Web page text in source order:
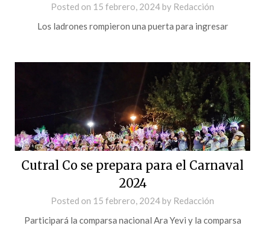
Posted on 15 febrero, 2024by Redacción
Los ladrones rompieron una puerta para ingresar
Cutral Co se prepara para el Carnaval
2024
Posted on 15 febrero, 2024by Redacción
Participará la comparsa nacional Ara Yevi y la comparsa